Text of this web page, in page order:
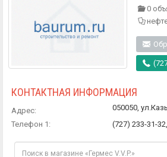
0
КОНТАКТНАЯ ИНФОРМАЦИЯ
Адрес:
050050,
Телефон 1:
(727) 233-31-